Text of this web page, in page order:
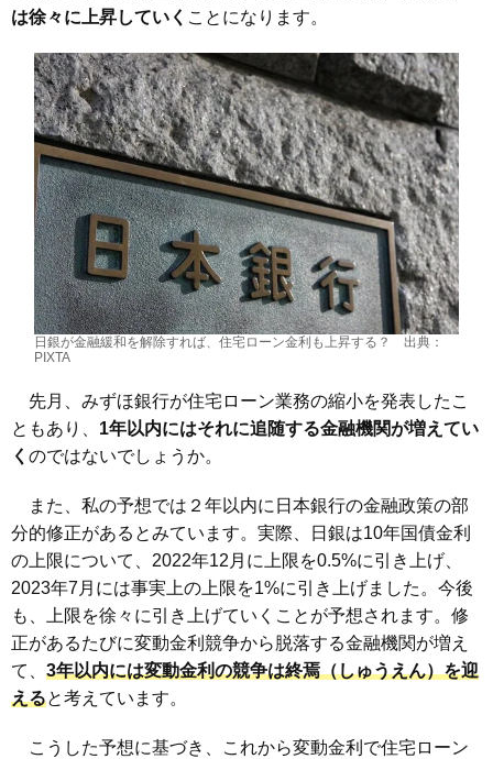
は徐々に上昇していく ことになります。
日銀が金融緩和を解除すれば、住宅ローン金利も上昇する？ 出典：
PIXTA
先月、みずほ銀行が住宅ローン業務の縮小を発表したこ
ともあり、 1年以内にはそれに追随する金融機関が増えてい
く のではないでしょうか。
また、私の予想では２年以内に日本銀行の金融政策の部
分的修正があるとみています。実際、日銀は10年国債金利
の上限について、2022年12月に上限を0.5%に引き上げ、
2023年7月には事実上の上限を1%に引き上げました。今後
も、上限を徐々に引き上げていくことが予想されます。修
正があるたびに変動金利競争から脱落する金融機関が増え
て、 3年以内には変動金利の競争は終焉（しゅうえん）を迎
えると考えています。
こうした予想に基づき、これから変動金利で住宅ローン